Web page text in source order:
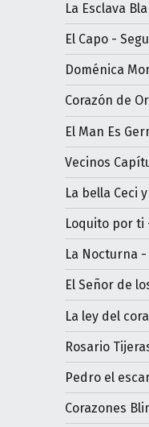
La Esclava
El Capo -
Doménica
Corazón de
El Man Es
Vecinos
La bella Ceci
Loquito por ti
La Nocturna
El Señor de
La ley del
Rosario
Pedro el
Corazones